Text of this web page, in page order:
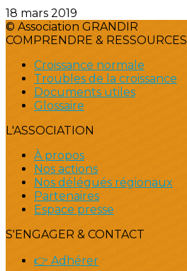
18 mars 2019
© Association GRANDIR
COMPRENDRE & RESSOURCES
Croissance normale
Troubles de la croissance
Documents utiles
Glossaire
L'ASSOCIATION
À propos
Nos actions
Nos délégués régionaux
Partenaires
Espace presse
S'ENGAGER & CONTACT
👉 Adhérer